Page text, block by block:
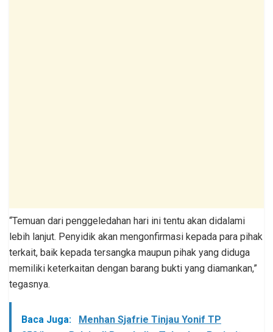
“Temuan dari penggeledahan hari ini tentu akan didalami
lebih lanjut. Penyidik akan mengonfirmasi kepada para pihak
terkait, baik kepada tersangka maupun pihak yang diduga
memiliki keterkaitan dengan barang bukti yang diamankan,”
tegasnya.
Baca Juga:
Menhan Sjafrie Tinjau Yonif TP